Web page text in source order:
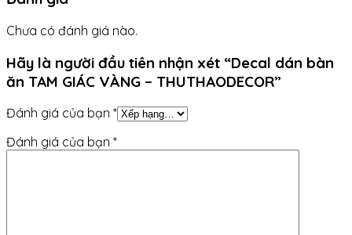
Chưa có đánh giá nào.
Hãy là người đầu tiên nhận xét “Decal dán bàn
ăn TAM GIÁC VÀNG – THUTHAODECOR”
Đánh giá của bạn *
Đánh giá của bạn *